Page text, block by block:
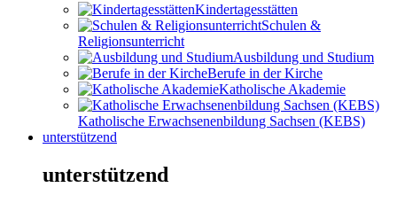
Kindertagesstätten
Schulen &
Religionsunterricht
Ausbildung und Studium
Berufe in der Kirche
Katholische Akademie
Katholische Erwachsenenbildung Sachsen (KEBS)
unterstützend
unterstützend